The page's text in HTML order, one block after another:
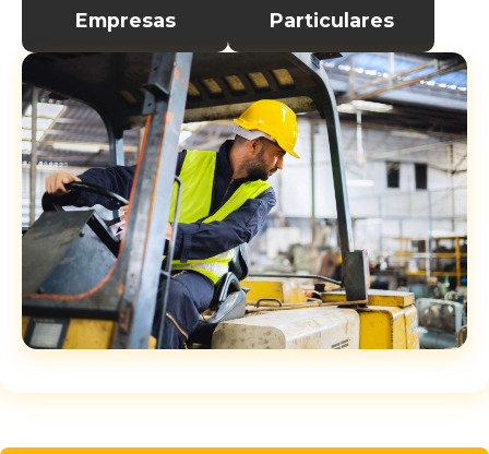
Empresas
Particulares